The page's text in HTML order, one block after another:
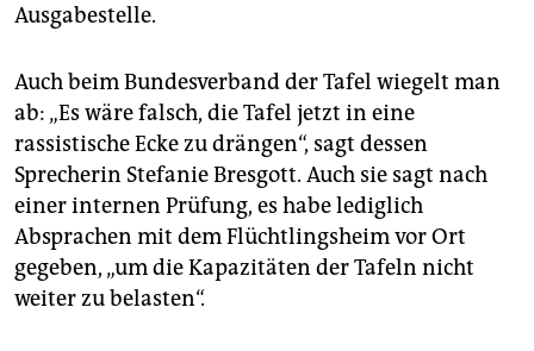
Ausgabestelle.
Auch beim Bundesverband der Tafel wiegelt man
ab: „Es wäre falsch, die Tafel jetzt in eine
rassistische Ecke zu drängen“, sagt dessen
Sprecherin Stefanie Bresgott. Auch sie sagt nach
einer internen Prüfung, es habe lediglich
Absprachen mit dem Flüchtlingsheim vor Ort
gegeben, „um die Kapazitäten der Tafeln nicht
weiter zu belasten“.